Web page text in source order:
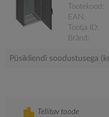
Tootekood
EAN
Tootja ID
Bränd
Püsikliendi soodustusega
Tellitav toode